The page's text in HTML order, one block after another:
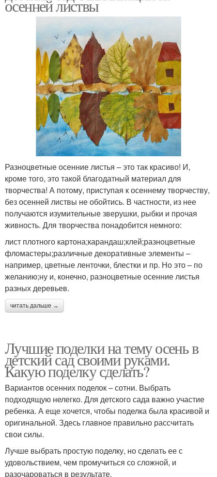
осенней листвы
Разноцветные осенние листья – это так красиво! И,
кроме того, это такой благодатный материал для
творчества! А потому, приступая к осеннему творчеству,
без осенней листвы не обойтись. В частности, из нее
получаются изумительные зверушки, рыбки и прочая
живность. Для творчества понадобится немного:
лист плотного картона;карандаш;клей;разноцветные
фломастеры;различные декоративные элементы –
например, цветные ленточки, блестки и пр. Но это – по
желанию;ну и, конечно, разноцветные осенние листья
разных деревьев.
читать дальше →
Лучшие поделки на тему осень в
детский сад своими руками.
Какую поделку сделать?
Вариантов осенних поделок – сотни. Выбрать
подходящую нелегко. Для детского сада важно участие
ребенка. А еще хочется, чтобы поделка была красивой и
оригинальной. Здесь главное правильно рассчитать
свои силы.
Лучше выбрать простую поделку, но сделать ее с
удовольствием, чем промучиться со сложной, и
разочароваться в результате.